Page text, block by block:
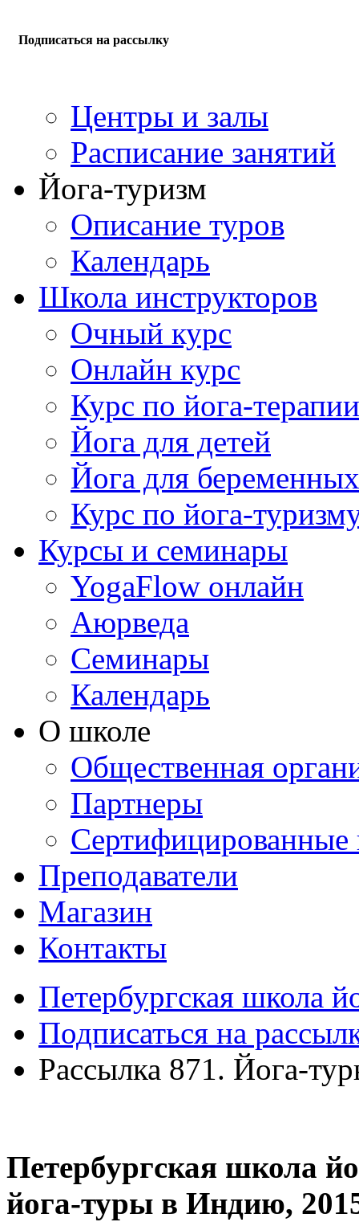
Подписаться на рассылку
Центры и залы
Расписание занятий
Йога-туризм
Описание туров
Календарь
Школа инструкторов
Очный курс
Онлайн курс
Курс по йога-терапии
Йога для детей
Йога для беременных
Курс по йога-
Курсы и семинары
YogaFlow онлайн
Аюрведа
Семинары
Календарь
О школе
Общественная
Партнеры
Сертифицированные
Преподаватели
Магазин
Контакты
Петербургская школа
Подписаться на
Рассылка 871. Йога-
Петербургская школа
йога-туры в Индию,